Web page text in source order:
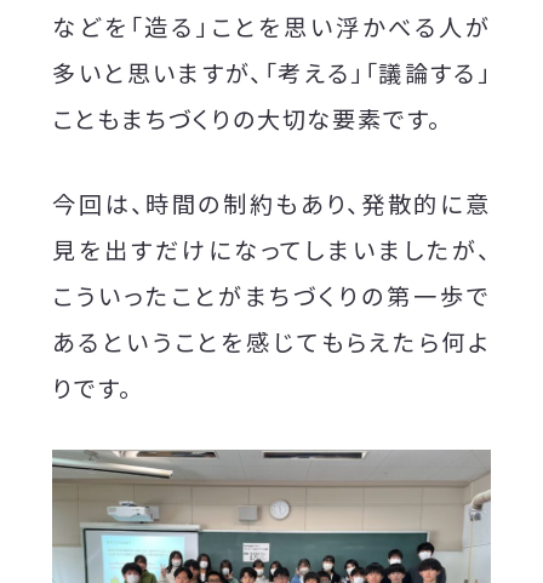
などを「造る」ことを思い浮かべる人が
多いと思いますが、「考える」「議論する」
こともまちづくりの大切な要素です。
今回は、時間の制約もあり、発散的に意
見を出すだけになってしまいましたが、
こういったことがまちづくりの第一歩で
あるということを感じてもらえたら何よ
りです。